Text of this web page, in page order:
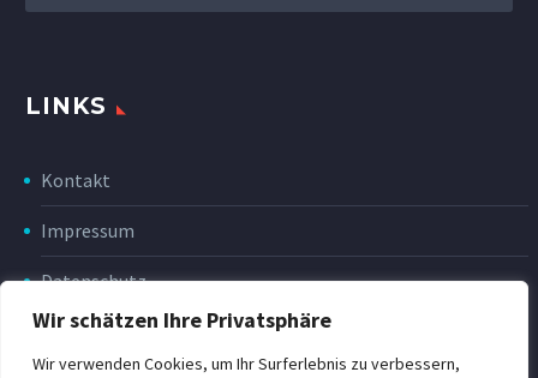
Wir schätzen Ihre Privatsphäre
Wir verwenden Cookies, um Ihr Surferlebnis zu verbessern,
LINKS
Kontakt
Impressum
Datenschutz
Disclaimer